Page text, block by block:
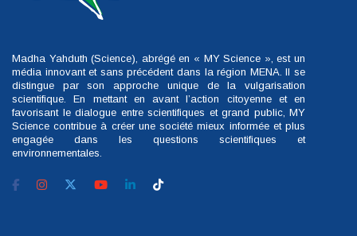
Madha Yahduth (Science), abrégé en « MY Science », est un
média innovant et sans précédent dans la région MENA. Il se
distingue par son approche unique de la vulgarisation
scientifique. En mettant en avant l’action citoyenne et en
favorisant le dialogue entre scientifiques et grand public, MY
Science contribue à créer une société mieux informée et plus
engagée dans les questions scientifiques et
environnementales.